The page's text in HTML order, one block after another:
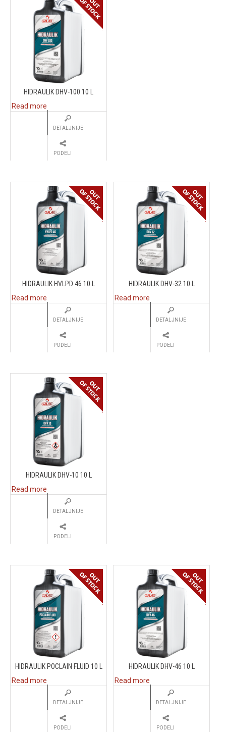
HIDRAULIK DHV-100 10 L
Read more
DETALJNIJE
PODELI
HIDRAULIK HVLPD 46 10 L
Read more
DETALJNIJE
PODELI
HIDRAULIK DHV-32 10 L
Read more
DETALJNIJE
PODELI
HIDRAULIK DHV-10 10 L
Read more
DETALJNIJE
PODELI
HIDRAULIK POCLAIN FLUID 10 L
Read more
DETALJNIJE
PODELI
HIDRAULIK DHV-46 10 L
Read more
DETALJNIJE
PODELI